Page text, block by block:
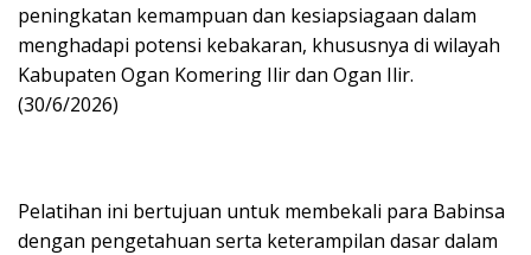
peningkatan kemampuan dan kesiapsiagaan dalam
menghadapi potensi kebakaran, khususnya di wilayah
Kabupaten Ogan Komering Ilir dan Ogan Ilir.
(30/6/2026)
Pelatihan ini bertujuan untuk membekali para Babinsa
dengan pengetahuan serta keterampilan dasar dalam